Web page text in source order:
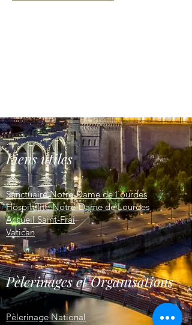
Liens utiles
Sanctuaire Notre-Dame de Lourdes
Hospitalité Notre-Dame de Lourdes
Accueil Saint-Frai
Vatican
Pèlerinages et Organisations
Pèlerinage National